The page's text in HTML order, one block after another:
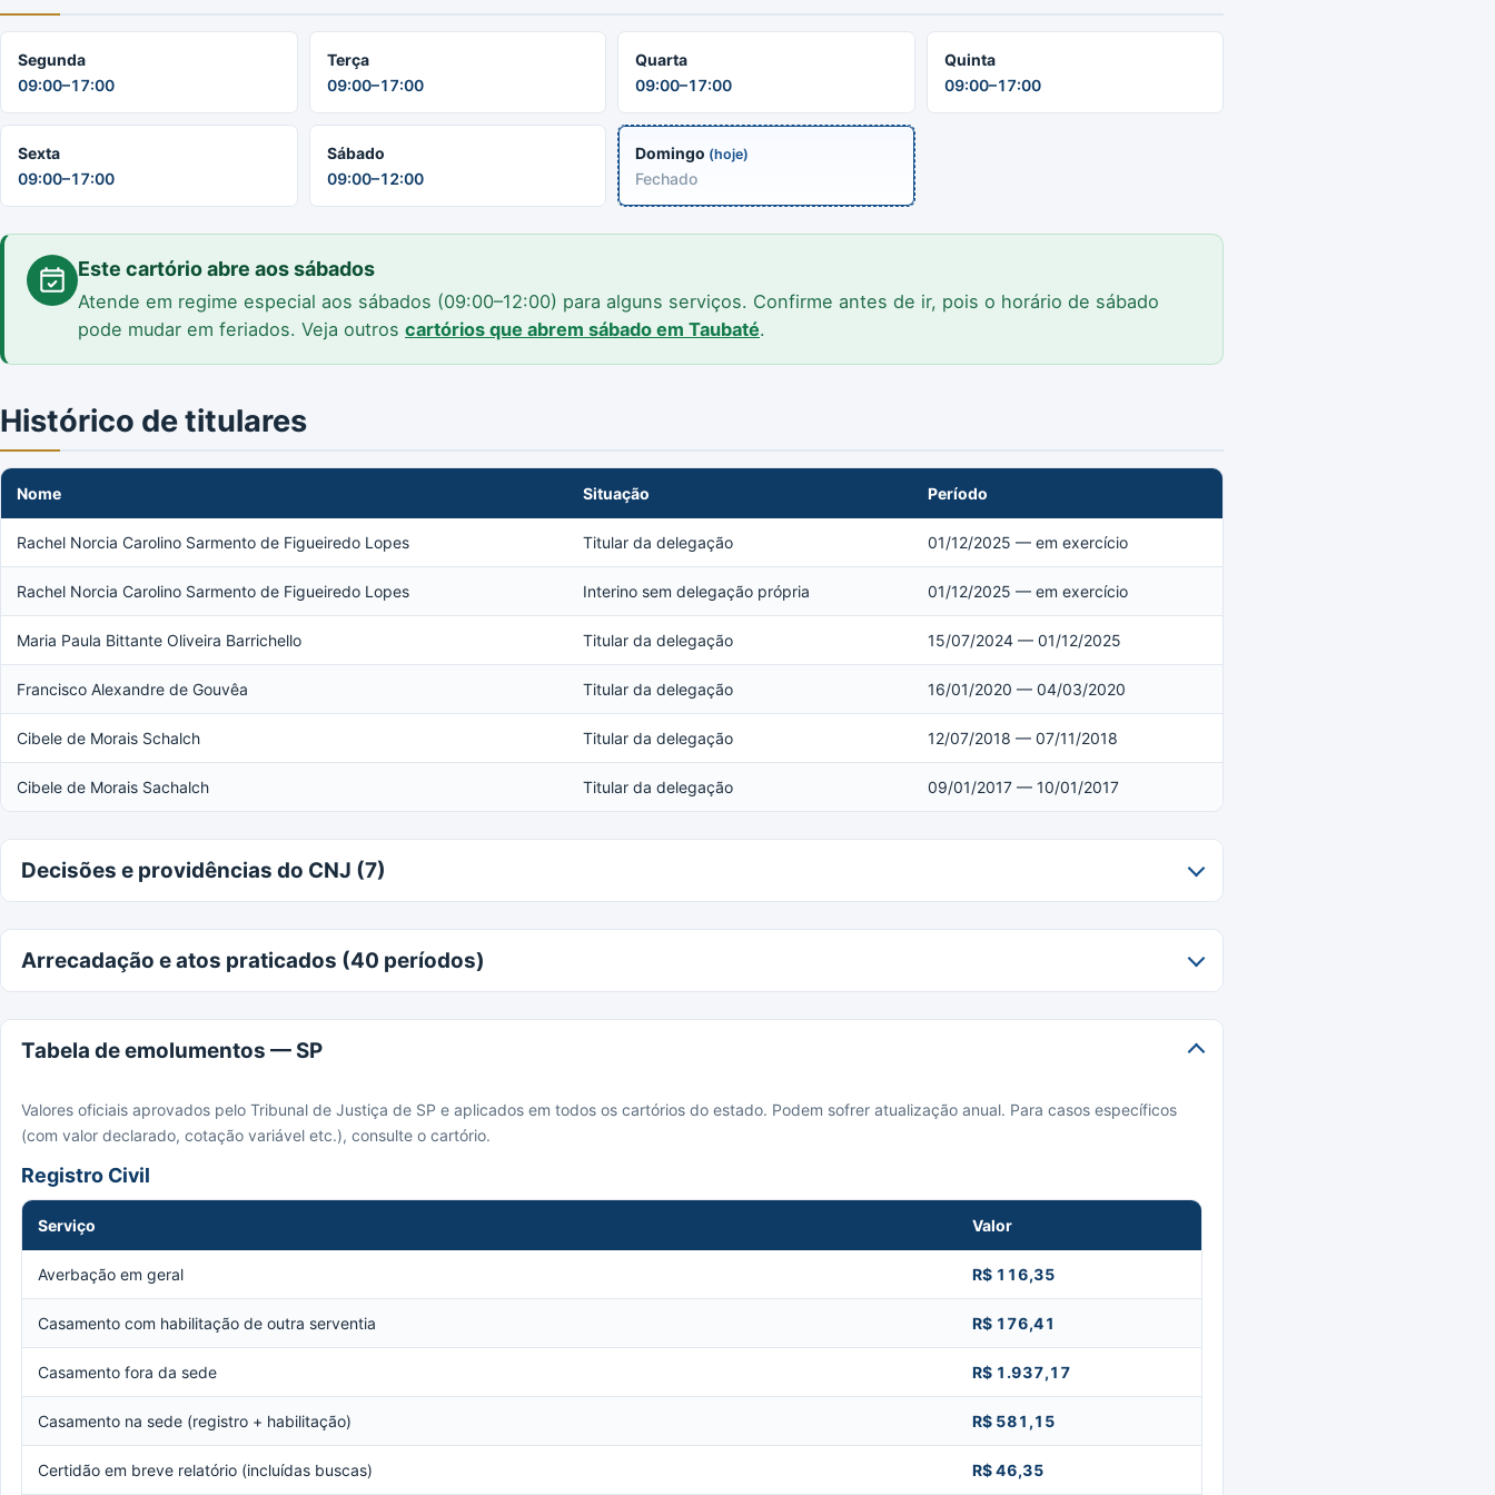
Segunda
09:00–17:00
Terça
09:00–17:00
Quarta
09:00–17:00
Quinta
09:00–17:00
Sexta
09:00–17:00
Sábado
09:00–12:00
Domingo (hoje)
Fechado
Este cartório abre aos sábados
Atende em regime especial aos sábados (09:00–12:00) para alguns serviços. Confirme antes de ir, pois o horário de sábado
pode mudar em feriados. Veja outros cartórios que abrem sábado em Taubaté.
Histórico de titulares
Nome Situação Período
Rachel Norcia Carolino Sarmento de Figueiredo Lopes Titular da delegação 01/12/2025 — em exercício
Rachel Norcia Carolino Sarmento de Figueiredo Lopes Interino sem delegação própria 01/12/2025 — em exercício
Maria Paula Bittante Oliveira Barrichello Titular da delegação 15/07/2024 — 01/12/2025
Francisco Alexandre de Gouvêa Titular da delegação 16/01/2020 — 04/03/2020
Cibele de Morais Schalch Titular da delegação 12/07/2018 — 07/11/2018
Cibele de Morais Sachalch Titular da delegação 09/01/2017 — 10/01/2017
Decisões e providências do CNJ (7)
Arrecadação e atos praticados (40 períodos)
Tabela de emolumentos — SP
Valores oficiais aprovados pelo Tribunal de Justiça de SP e aplicados em todos os cartórios do estado. Podem sofrer atualização anual. Para casos específicos
(com valor declarado, cotação variável etc.), consulte o cartório.
Registro Civil
Serviço Valor
Averbação em geral R$ 116,35
Casamento com habilitação de outra serventia R$ 176,41
Casamento fora da sede R$ 1.937,17
Casamento na sede (registro + habilitação) R$ 581,15
Certidão em breve relatório (incluídas buscas) R$ 46,35